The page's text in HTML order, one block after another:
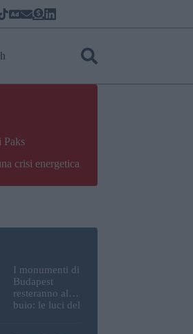
Paks
crisi energetica
I monumenti di
Budapest
resteranno al
buio: le luci del